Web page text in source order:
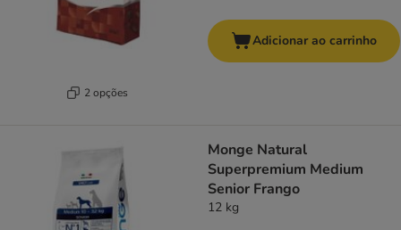
2 opções
Adicionar ao carrinho
Monge Natural
Superpremium Medium
Senior Frango
12 kg